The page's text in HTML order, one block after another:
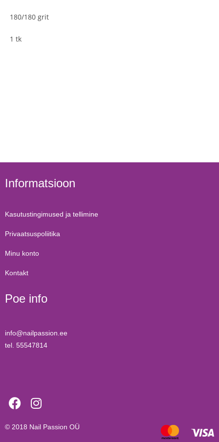
180/180 grit
1 tk
Informatsioon
Kasutustingimused ja tellimine
Privaatsuspoliitika
Minu konto
Kontakt
Poe info
info@nailpassion.ee
tel. 55547814
© 2018 Nail Passion OÜ